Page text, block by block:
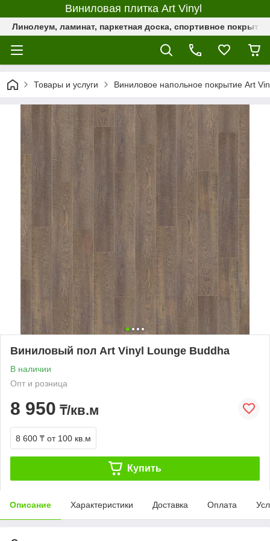
Виниловая плитка Art Vinyl
Линолеум, ламинат, паркетная доска, спортивное
Товары и услуги Виниловое напольное покрытие Art
Виниловый пол Art Vinyl Lounge Buddha
В наличии
Опт и розница
8 950 ₸/кв.м
8 600 ₸ от 100 кв.м
Купить
Описание Характеристики Доставка Оплата